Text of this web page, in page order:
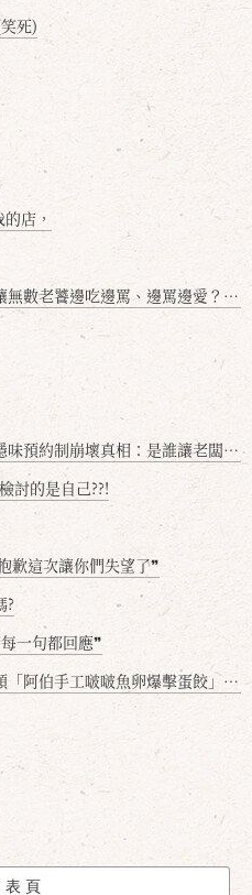
死)
店，
邊吃邊罵、邊罵邊愛？小辣雞揭密！」
制崩壞真相：是誰讓老闆心灰意冷？」
討的是自己??!
歉這次讓你們失望了❞
?
一句都回應❞
」台北已被搶爆2萬顆，最後名額門前隱味只留給你！🥟💥
表頁